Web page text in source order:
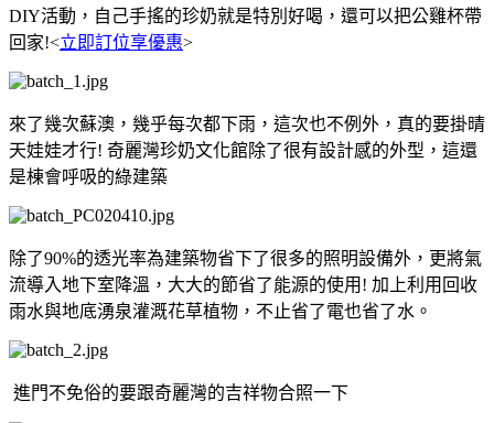
DIY活動，自己手搖的珍奶就是特別好喝，還可以把公雞杯帶
回家!<立即訂位享優惠>
來了幾次蘇澳，幾乎每次都下雨，這次也不例外，真的要掛晴
天娃娃才行! 奇麗灣珍奶文化館除了很有設計感的外型，這還
是棟會呼吸的綠建築
除了90%的透光率為建築物省下了很多的照明設備外，更將氣
流導入地下室降溫，大大的節省了能源的使用! 加上利用回收
雨水與地底湧泉灌溉花草植物，不止省了電也省了水。
進門不免俗的要跟奇麗灣的吉祥物合照一下